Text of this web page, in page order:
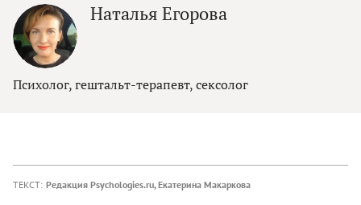
Наталья Егорова
Психолог, гештальт-терапевт, сексолог
ТЕКСТ: Редакция Psychologies.ru,Екатерина Макаркова